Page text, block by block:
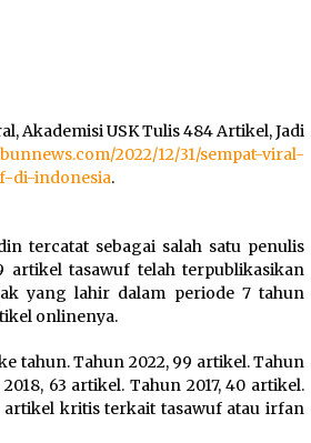
SELVi: Sebuah Model Motivasi
Akademisi USK Tulis 484 Artikel, Jadi
2022/12/31/sempat-viral-
di-indonesia.
tercatat sebagai salah satu penulis
tasawuf telah terpublikasikan
yang lahir dalam periode 7 tahun
onlinenya.
tahun. Tahun 2022, 99 artikel. Tahun
63 artikel. Tahun 2017, 40 artikel.
artikel kritis terkait tasawuf atau irfan